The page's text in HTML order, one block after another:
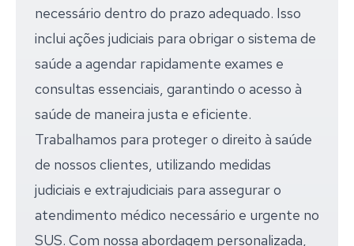
necessário dentro do prazo adequado. Isso
inclui ações judiciais para obrigar o sistema de
saúde a agendar rapidamente exames e
consultas essenciais, garantindo o acesso à
saúde de maneira justa e eficiente.
Trabalhamos para proteger o direito à saúde
de nossos clientes, utilizando medidas
judiciais e extrajudiciais para assegurar o
atendimento médico necessário e urgente no
SUS. Com nossa abordagem personalizada,